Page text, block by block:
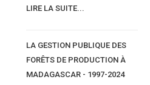
LIRE LA SUITE...
LA GESTION PUBLIQUE DES
FORÊTS DE PRODUCTION À
MADAGASCAR - 1997-2024